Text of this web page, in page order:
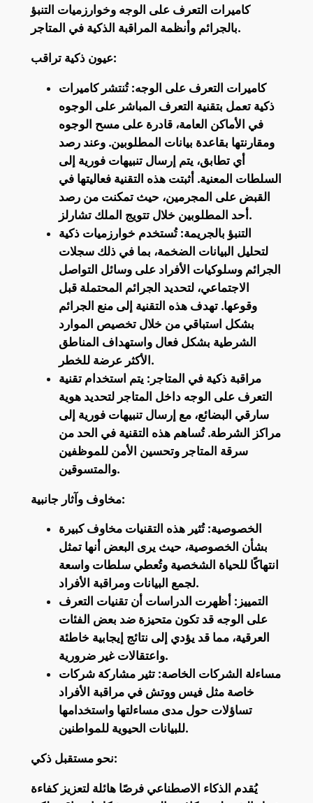
كاميرات التعرف على الوجه وخوارزميات التنبؤ
بالجرائم وأنظمة المراقبة الذكية في المتاجر.
عيون ذكية تراقب:
كاميرات التعرف على الوجه: تُنتشر كاميرات
ذكية تعمل بتقنية التعرف المباشر على الوجوه
في الأماكن العامة، قادرة على مسح الوجوه
ومقارنتها بقاعدة بيانات المطلوبين. وعند رصد
أي تطابق، يتم إرسال تنبيهات فورية إلى
السلطات المعنية. أثبتت هذه التقنية فعاليتها في
القبض على المجرمين، حيث تمكنت من رصد
أحد المطلوبين خلال تتويج الملك تشارلز.
التنبؤ بالجريمة: تُستخدم خوارزميات ذكية
لتحليل البيانات الضخمة، بما في ذلك سجلات
الجرائم وسلوكيات الأفراد على وسائل التواصل
الاجتماعي، لتحديد الجرائم المحتملة قبل
وقوعها. تهدف هذه التقنية إلى منع الجرائم
بشكل استباقي من خلال تخصيص الموارد
الشرطية بشكل فعال واستهداف المناطق
الأكثر عرضة للخطر.
مراقبة ذكية في المتاجر: يتم استخدام تقنية
التعرف على الوجه داخل المتاجر لتحديد هوية
سارقي البضائع، مع إرسال تنبيهات فورية إلى
مراكز الشرطة. تُساهم هذه التقنية في الحد من
سرقة المتاجر وتحسين الأمن للموظفين
والمتسوقين.
مخاوف وآثار جانبية:
الخصوصية: تُثير هذه التقنيات مخاوف كبيرة
بشأن الخصوصية، حيث يرى البعض أنها تمثل
انتهاكًا للحياة الشخصية وتُعطي سلطات واسعة
لجمع البيانات ومراقبة الأفراد.
التمييز: أظهرت الدراسات أن تقنيات التعرف
على الوجه قد تكون متحيزة ضد بعض الفئات
العرقية، مما قد يؤدي إلى نتائج إيجابية خاطئة
واعتقالات غير ضرورية.
مساءلة الشركات الخاصة: تثير مشاركة شركات
خاصة مثل فيس ووتش في مراقبة الأفراد
تساؤلات حول مدى مساءلتها واستخدامها
للبيانات الحيوية للمواطنين.
نحو مستقبل ذكي:
يُقدم الذكاء الاصطناعي فرصًا هائلة لتعزيز كفاءة